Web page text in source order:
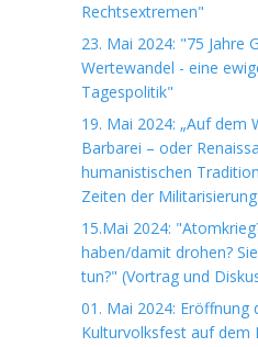
Rechtsextremen"
23. Mai 2024: "75 Jahre
Wertewandel - eine
Tagespolitik"
19. Mai 2024: „Auf dem
Barbarei – oder
humanistischen
Zeiten der
15.Mai 2024:
haben/damit drohen?
tun?" (Vortrag und
01. Mai 2024: Eröffnung
Kulturvolksfest auf dem